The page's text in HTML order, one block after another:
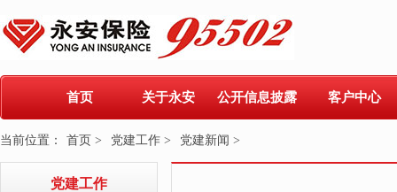
首页 关于永安 公开信息披露 客户中心
当前位置： 首页 > 党建工作 > 党建新闻 >
党建工作